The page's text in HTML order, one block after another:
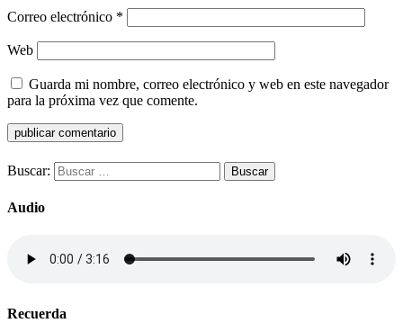
Correo electrónico *
Web
Guarda mi nombre, correo electrónico y web en este navegador
para la próxima vez que comente.
Buscar:
Audio
Recuerda